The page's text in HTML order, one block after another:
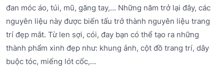
đan móc áo, túi, mũ, găng tay,… Những năm trở lại đây, các
nguyên liệu này được biến tấu trở thành nguyên liệu trang
trí đẹp mắt. Từ len sợi, cói, đay bạn có thể tạo ra những
thành phẩm xinh đẹp như: khung ảnh, cột đồ trang trí, dây
buộc tóc, miếng lót cốc,…